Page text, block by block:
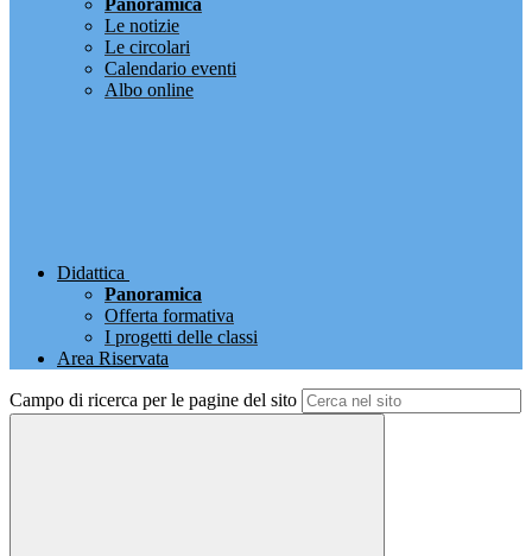
Panoramica
Le notizie
Le circolari
Calendario eventi
Albo online
Didattica
Panoramica
Offerta formativa
I progetti delle classi
Area Riservata
Campo di ricerca per le pagine del sito